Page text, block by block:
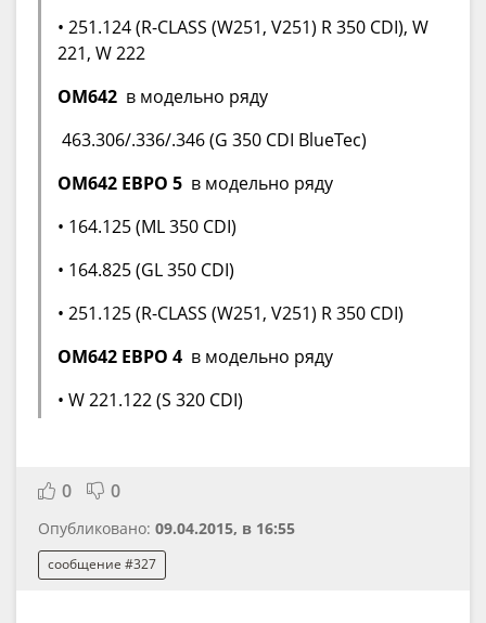
• 251.124 (R-CLASS (W251, V251) R 350 CDI), W
221, W 222
OM642 в модельно ряду
463.306/.336/.346 (G 350 CDI BlueTec)
OM642 ЕВРО 5 в модельно ряду
• 164.125 (ML 350 CDI)
• 164.825 (GL 350 CDI)
• 251.125 (R-CLASS (W251, V251) R 350 CDI)
OM642 ЕВРО 4 в модельно ряду
• W 221.122 (S 320 CDI)
0 0
Опубликовано: 09.04.2015, в 16:55
сообщение #327